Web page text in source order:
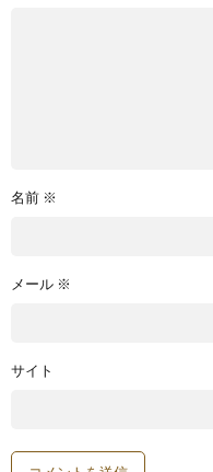
名前 ※
メール ※
サイト